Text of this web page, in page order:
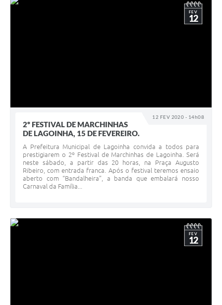
12 FEV 2020 - 14h08
FEV
12
2º FESTIVAL DE MARCHINHAS
DE LAGOINHA, 15 DE FEVEREIRO.
A Prefeitura Municipal de Lagoinha convida a todos para
prestigiarem o 2º Festival de Marchinhas de Lagoinha. Será
neste sábado, a partir das 20 horas, na Praça Augusto
Ribeiro, com entrada franca. Após o festival teremos ensaio
aberto com “Bandalheira”, a banda que embalará nosso
Carnaval da Família...
FEV
12